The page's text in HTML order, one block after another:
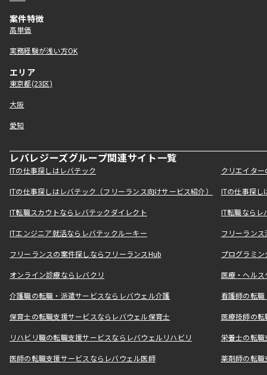
案件特徴
高単価
実務経験が浅い方OK
エリア
東京都(23区)
大阪
愛知
レバレジーズグループ関連サイト一覧
ITの仕事探しはレバテック クリエイタ
ITの仕事探しはレバテック（フリーランス向けサービス紹介） ITの仕事探
IT転職スカウトならレバテックダイレクト IT転職なら
ITエンジニア就活ならレバテックルーキー フリーラン
フリーランスの案件探しならフリーランスHub プログラミ
オンライン診療ならレバクリ 医療・ヘル
介護職の転職・派遣サービスならレバウェル介護 看護師の転
保育士の転職支援サービスならレバウェル保育士 医療技師の
リハビリ職の転職支援サービスならレバウェルリハビリ 栄養士の転
医師の転職支援サービスならレバウェル医師 薬剤師の転